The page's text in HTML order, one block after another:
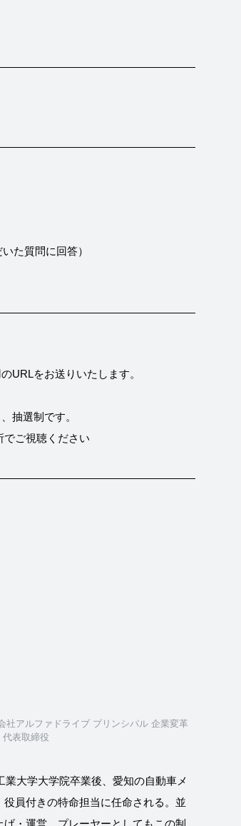
た質問に回答）
URLをお送りいたします。
抽選制です。
ご視聴ください
社アルファドライブ プリンシパル 企業変革
表取締役
大学大学院卒業後、愛知の自動車メ
員付きの特命担当に任命される。並
・運営。プレーヤーとしてもこの制